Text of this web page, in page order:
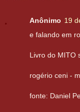
Anônimo 19
e falando em
Livro do MITO
rogério ceni -
fonte: Daniel